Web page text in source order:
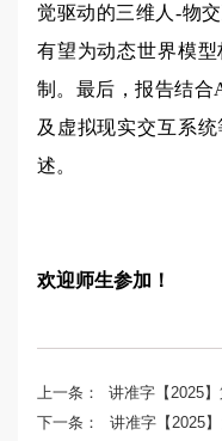
觉驱动的三维人-物
有望为动态世界模
制。最后，报告结合
及虚拟现实交互系
述。
欢迎师生参加！
上一条：
讲准字【2025
下一条：
讲准字【2025